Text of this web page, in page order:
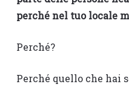
perché nel tuo locale
Perché?
Perché quello che hai